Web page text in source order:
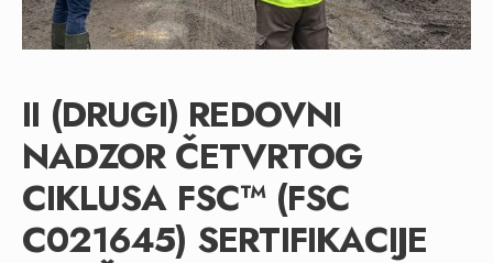
II (DRUGI) REDOVNI
NADZOR ČETVRTOG
CIKLUSA FSC™ (FSC
C021645) SERTIFIKACIJE